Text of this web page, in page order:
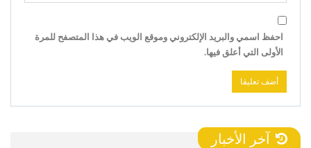
احفظ اسمي والبريد الإلكتروني وموقع الويب في هذا المتصفح للمرة
الأولى التي أعلق فيها.
آخر الأخبار